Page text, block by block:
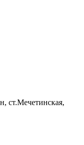
ст.Мечетинская,